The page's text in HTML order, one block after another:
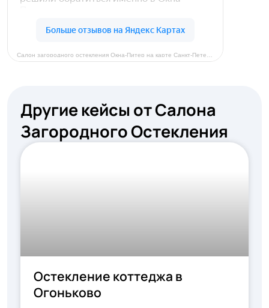
Другие кейсы от Салона
Загородного Остекления
Остекление коттеджа в
Огоньково